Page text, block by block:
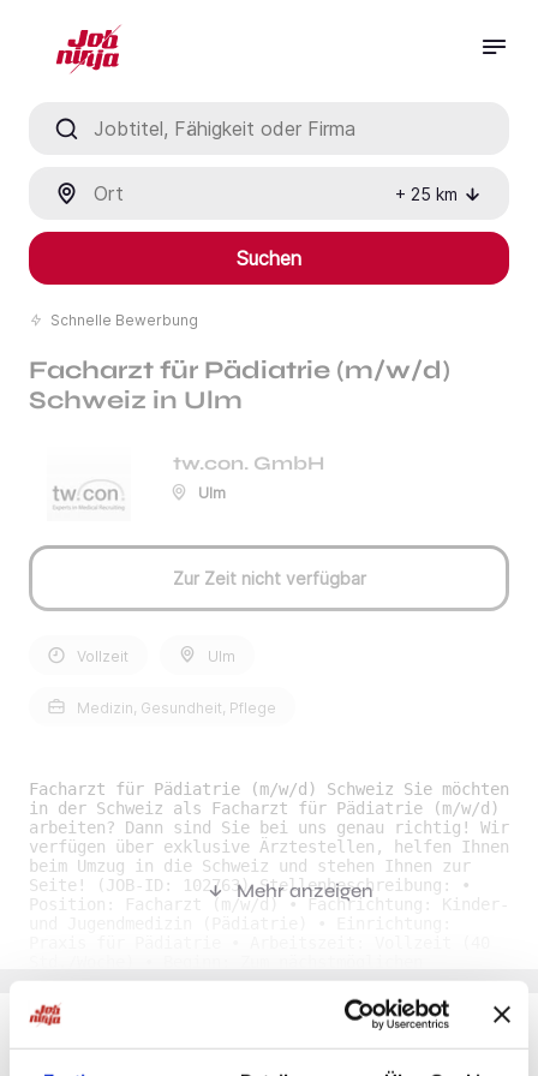
+ 25 km
Suchen
Schnelle Bewerbung
Facharzt für Pädiatrie (m/w/d)
Schweiz in Ulm
tw.con. GmbH
Ulm
Zur Zeit nicht verfügbar
Vollzeit Ulm
Medizin, Gesundheit, Pflege
Facharzt für Pädiatrie (m/w/d) Schweiz Sie möchten
in der Schweiz als Facharzt für Pädiatrie (m/w/d)
arbeiten? Dann sind Sie bei uns genau richtig! Wir
verfügen über exklusive Ärztestellen, helfen Ihnen
beim Umzug in die Schweiz und stehen Ihnen zur
Seite! (JOB-ID: 102763) Stellenbeschreibung: •
Position: Facharzt (m/w/d) • Fachrichtung: Kinder-
Zeitpunkt • Stellendetails: Sie arbeiten als
Facharzt für Pädiatrie (m/w/d) in einer optimal
ausgestatteten Praxis für Pädiatrie mit modernster
Mehr anzeigen